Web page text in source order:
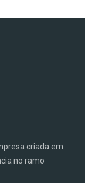
criada em
no ramo